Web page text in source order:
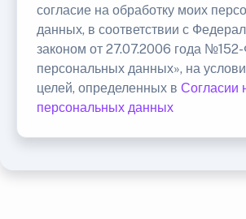
согласие на обработку моих
данных, в соответствии с
законом от 27.07.2006 года
персональных данных», на
целей, определенных в Согласии
персональных данных